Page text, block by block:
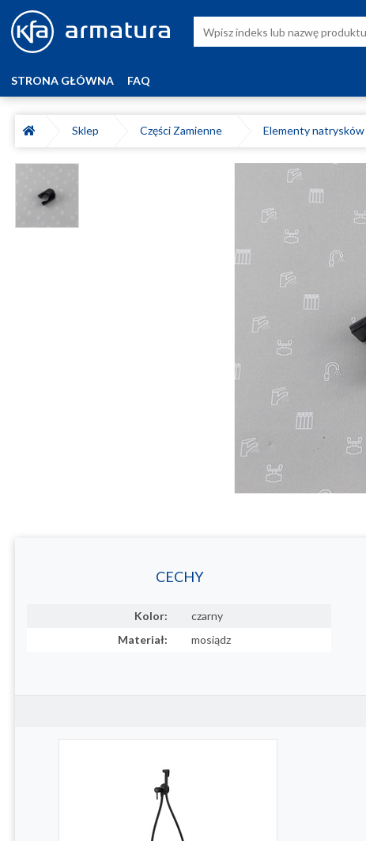
STRONA GŁÓWNA FAQ
Sklep Części Zamienne Elementy natrysków
CECHY
Kolor:
czarny
Materiał:
mosiądz